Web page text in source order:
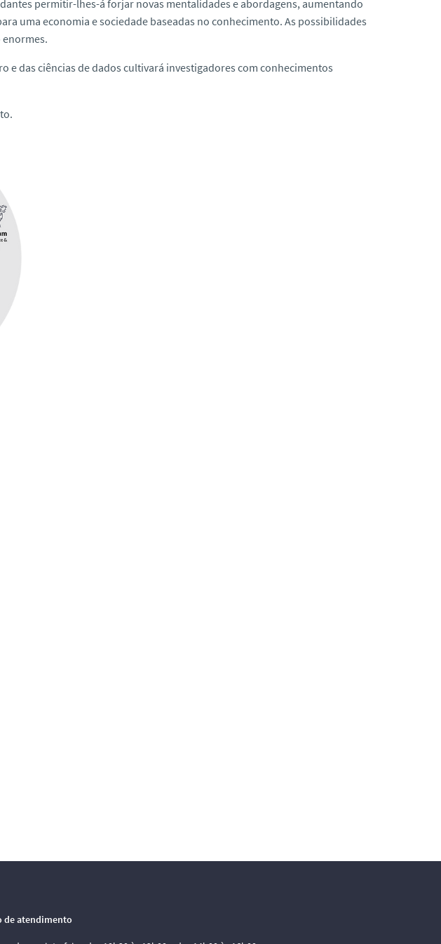
permitir-lhes-á forjar novas mentalidades e abordagens, aumentando
uma economia e sociedade baseadas no conhecimento. As possibilidades
enormes.
das ciências de dados cultivará investigadores com conhecimentos
de atendimento